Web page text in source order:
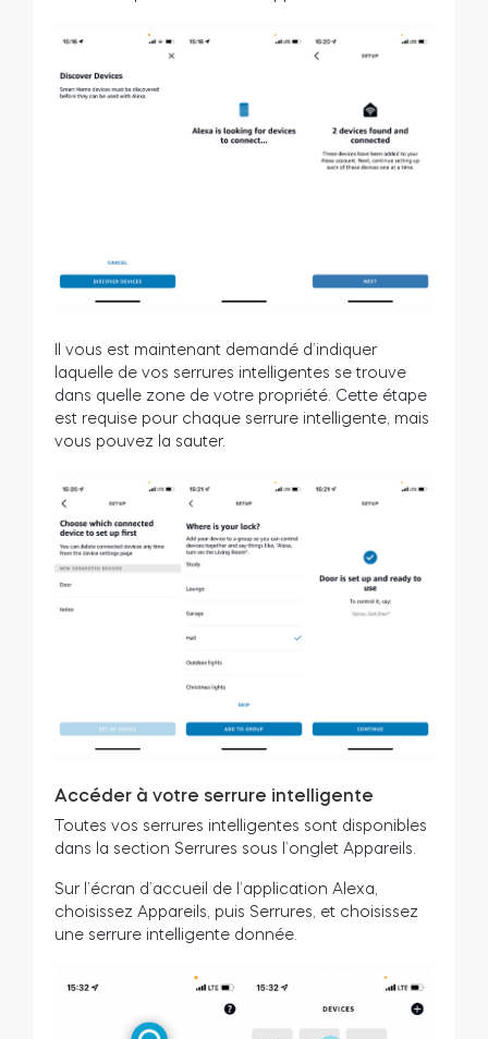
Il vous est maintenant demandé d’indiquer
laquelle de vos serrures intelligentes se trouve
dans quelle zone de votre propriété. Cette étape
est requise pour chaque serrure intelligente, mais
vous pouvez la sauter.
Accéder à votre serrure intelligente
Toutes vos serrures intelligentes sont disponibles
dans la section Serrures sous l’onglet Appareils.
Sur l’écran d’accueil de l’application Alexa,
choisissez Appareils, puis Serrures, et choisissez
une serrure intelligente donnée.